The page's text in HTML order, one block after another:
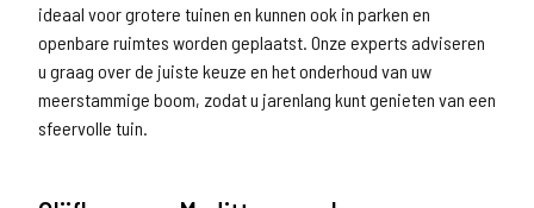
ideaal voor grotere tuinen en kunnen ook in parken en
openbare ruimtes worden geplaatst. Onze experts adviseren
u graag over de juiste keuze en het onderhoud van uw
meerstammige boom, zodat u jarenlang kunt genieten van een
sfeervolle tuin.